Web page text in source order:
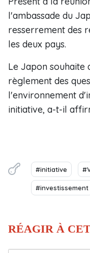
l'ambassade du
resserrement des
les deux pays.
Le Japon souhaite
règlement des
l'environnement
initiative, a-t-il
#initiative
#investissement